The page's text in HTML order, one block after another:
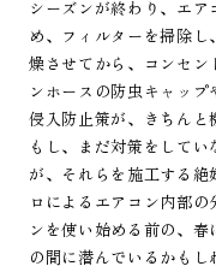
シーズンが終わり、エ
め、フィルターを掃除
燥させてから、コンセン
ンホースの防虫キャッ
侵入防止策が、きちんと
もし、まだ対策をして
が、それらを施工する
ロによるエアコン内部
ンを使い始める前の、
の間に潜んでいるかも